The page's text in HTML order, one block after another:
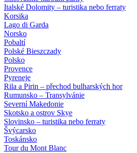
Italské Dolomity – turistika nebo ferraty
Korsika
Lago di Garda
Norsko
Pobaltí
Polské Bieszczady
Polsko
Provence
Pyreneje
Rila a Pirin – přechod bulharských hor
Rumunsko – Transylvánie
Severní Makedonie
Skotsko a ostrov Skye
Slovinsko – turistika nebo ferraty
Švýcarsko
Toskánsko
Tour du Mont Blanc